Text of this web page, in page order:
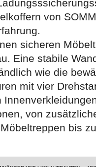
von
sicheren
Eine stabile
wie die
mit vier
von
bis